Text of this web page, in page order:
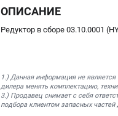
ОПИСАНИЕ
Редуктор в сборе 03.10.0001
1.) Данная информация не
дилера менять комплектацию,
3.) Продавец снимает с себя
подбора клиентом запасных частей